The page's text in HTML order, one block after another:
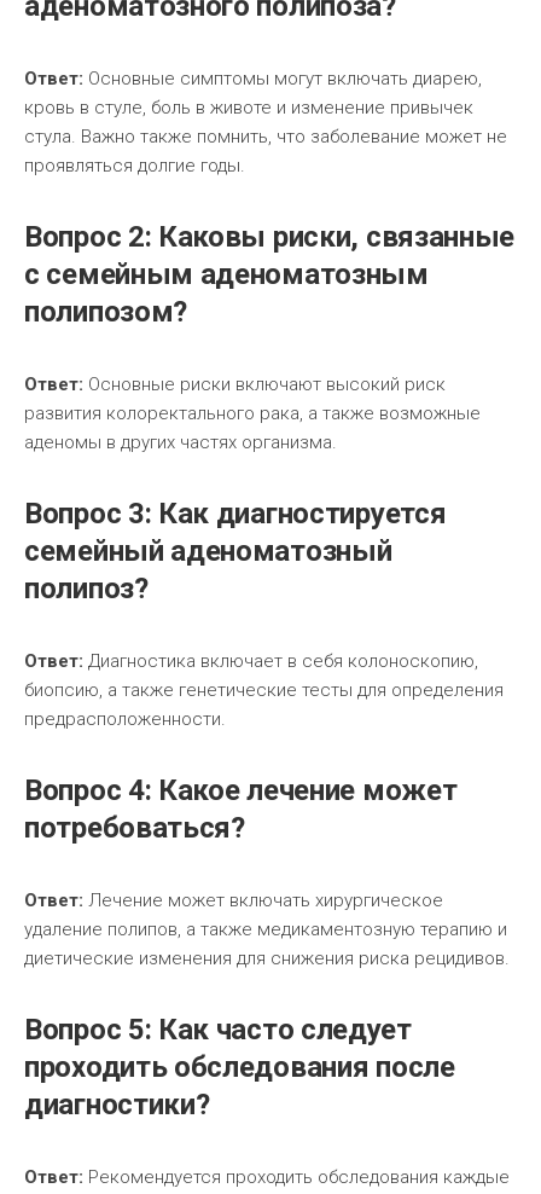
Ответ: Основные симптомы могут включать диарею,
кровь в стуле, боль в животе и изменение привычек
стула. Важно также помнить, что заболевание может не
проявляться долгие годы.
Вопрос 2: Каковы риски, связанные
с семейным аденоматозным
полипозом?
Ответ: Основные риски включают высокий риск
развития колоректального рака, а также возможные
аденомы в других частях организма.
Вопрос 3: Как диагностируется
семейный аденоматозный
полипоз?
Ответ: Диагностика включает в себя колоноскопию,
биопсию, а также генетические тесты для определения
предрасположенности.
Вопрос 4: Какое лечение может
потребоваться?
Ответ: Лечение может включать хирургическое
удаление полипов, а также медикаментозную терапию и
диетические изменения для снижения риска рецидивов.
Вопрос 5: Как часто следует
проходить обследования после
диагностики?
Ответ: Рекомендуется проходить обследования каждые